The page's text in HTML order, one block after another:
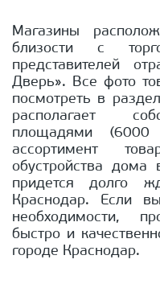
Магазины
близости с
представителей
Дверь». Все фото
посмотреть в
располагает
площадями
ассортимент
обустройства
придется долго
Краснодар. Если
необходимости,
быстро и
городе Краснодар.